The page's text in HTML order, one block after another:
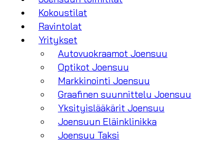
Kokoustilat
Ravintolat
Yritykset
Autovuokraamot Joensuu
Optikot Joensuu
Markkinointi Joensuu
Graafinen suunnittelu Joensuu
Yksityislääkärit Joensuu
Joensuun Eläinklinikka
Joensuu Taksi